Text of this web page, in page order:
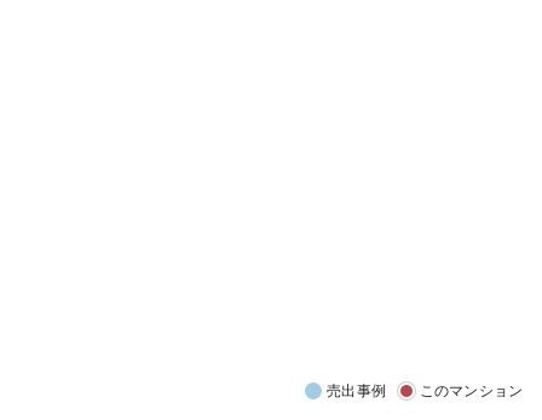
売出事例 このマンション